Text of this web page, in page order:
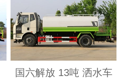
国六解放 13吨 洒水车